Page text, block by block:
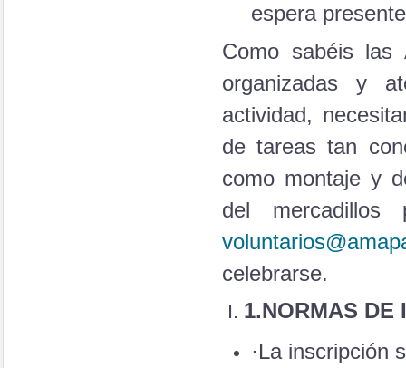
espera
Como sabéis las
organizadas y
actividad,
de tareas tan
como montaje y
del
celebrarse.
1.NORMAS DE
·La inscripción